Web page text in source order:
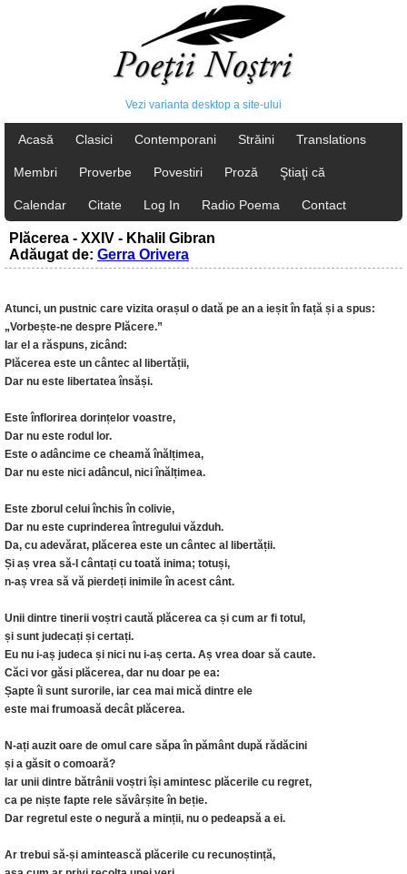
Vezi varianta desktop a site-ului
Acasă Clasici Contemporani Străini Translations
Membri Proverbe Povestiri Proză Ştiaţi că
Calendar Citate Log In Radio Poema Contact
Plăcerea - XXIV - Khalil Gibran
Adăugat de: Gerra Orivera
Atunci, un pustnic care vizita orașul o dată pe an a ieșit în față și a spus:
„Vorbește-ne despre Plăcere.”
Iar el a răspuns, zicând:
Plăcerea este un cântec al libertății,
Dar nu este libertatea însăși.
Este înflorirea dorințelor voastre,
Dar nu este rodul lor.
Este o adâncime ce cheamă înălțimea,
Dar nu este nici adâncul, nici înălțimea.
Este zborul celui închis în colivie,
Dar nu este cuprinderea întregului văzduh.
Da, cu adevărat, plăcerea este un cântec al libertății.
Și aș vrea să-l cântați cu toată inima; totuși,
n-aș vrea să vă pierdeți inimile în acest cânt.
Unii dintre tinerii voștri caută plăcerea ca și cum ar fi totul,
și sunt judecați și certați.
Eu nu i-aș judeca și nici nu i-aș certa. Aș vrea doar să caute.
Căci vor găsi plăcerea, dar nu doar pe ea:
Șapte îi sunt surorile, iar cea mai mică dintre ele
este mai frumoasă decât plăcerea.
N-ați auzit oare de omul care săpa în pământ după rădăcini
și a găsit o comoară?
Iar unii dintre bătrânii voștri își amintesc plăcerile cu regret,
ca pe niște fapte rele săvârșite în beție.
Dar regretul este o negură a minții, nu o pedeapsă a ei.
Ar trebui să-și amintească plăcerile cu recunoștință,